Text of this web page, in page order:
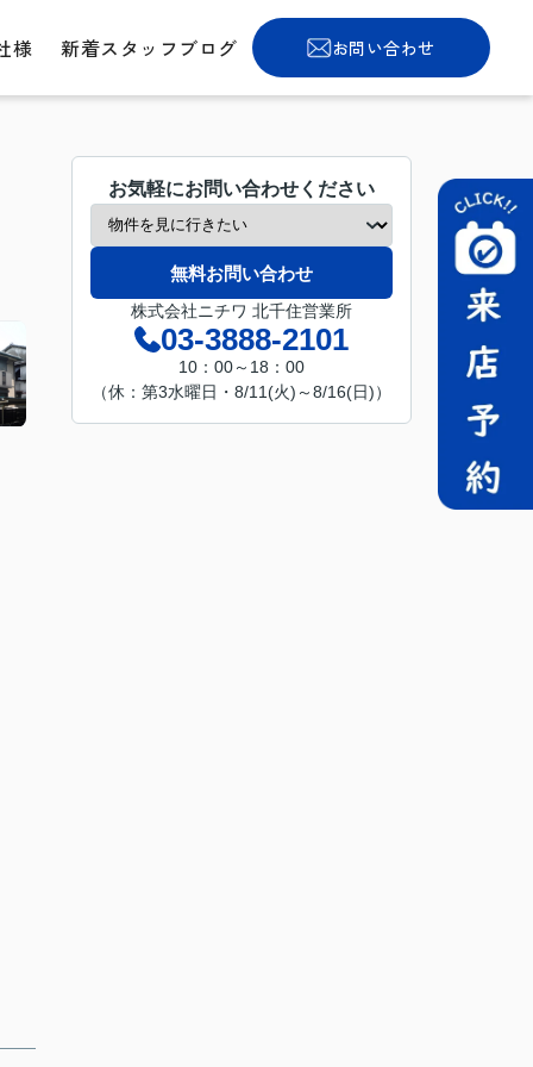
様 新着スタッフブログ お問い合わせ
お気軽にお問い合わせください
無料お問い合わせ
株式会社ニチワ 北千住営業所
03-3888-2101
10：00～18：00
（休：第3水曜日・8/11(火)～8/16(日)）